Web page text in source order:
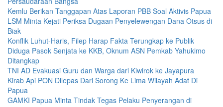
Kemlu Berikan Tanggapan Atas Laporan PBB Soal Aktivis Papua
LSM Minta Kejati Periksa Dugaan Penyelewengan Dana Otsus di
Biak
Konflik Luhut-Haris, Filep Harap Fakta Terungkap ke Publik
Diduga Pasok Senjata ke KKB, Oknum ASN Pemkab Yahukimo
Ditangkap
TNI AD Evakuasi Guru dan Warga dari Kiwirok ke Jayapura
Kirab Api PON Dilepas Dari Sorong Ke Lima Wilayah Adat Di
Papua
GAMKI Papua Minta Tindak Tegas Pelaku Penyerangan di